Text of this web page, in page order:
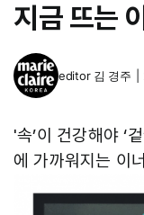
지금 뜨는
editor 김 경주
'속’이 건강해야 ‘
에 가까워지는 이